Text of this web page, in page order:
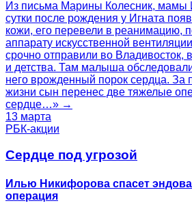
Из письма Марины Колесник, мамы
сутки после рождения у Игната
кожи, его перевели в реанимацию,
аппарату искусственной
срочно отправили во Владивосток,
и детства. Там малыша
него врожденный порок сердца. За
жизни сын перенес две тяжелые
сердце…» →
13 марта
РБК-акции
Сердце под угрозой
Илью Никифорова спасет
операция